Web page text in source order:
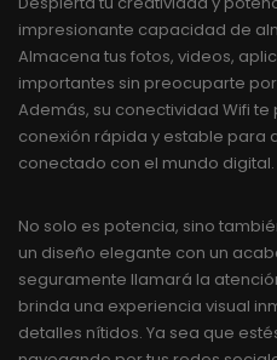
impresionante capacidad de
Almacena tus fotos, videos,
importantes sin preocuparte
Además, su conectividad Wifi
conexión rápida y estable para
conectado con el mundo digital.
No solo es potencia, sino
un diseño elegante con un
seguramente llamará la
brinda una experiencia visual
detalles nítidos. Ya sea que